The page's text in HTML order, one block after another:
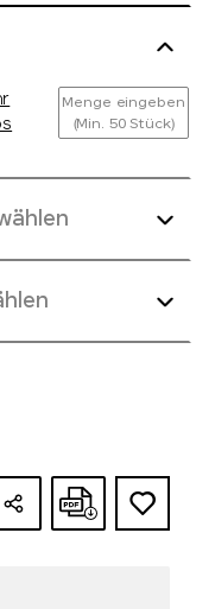
Menge eingeben
(Min. 50 Stück)